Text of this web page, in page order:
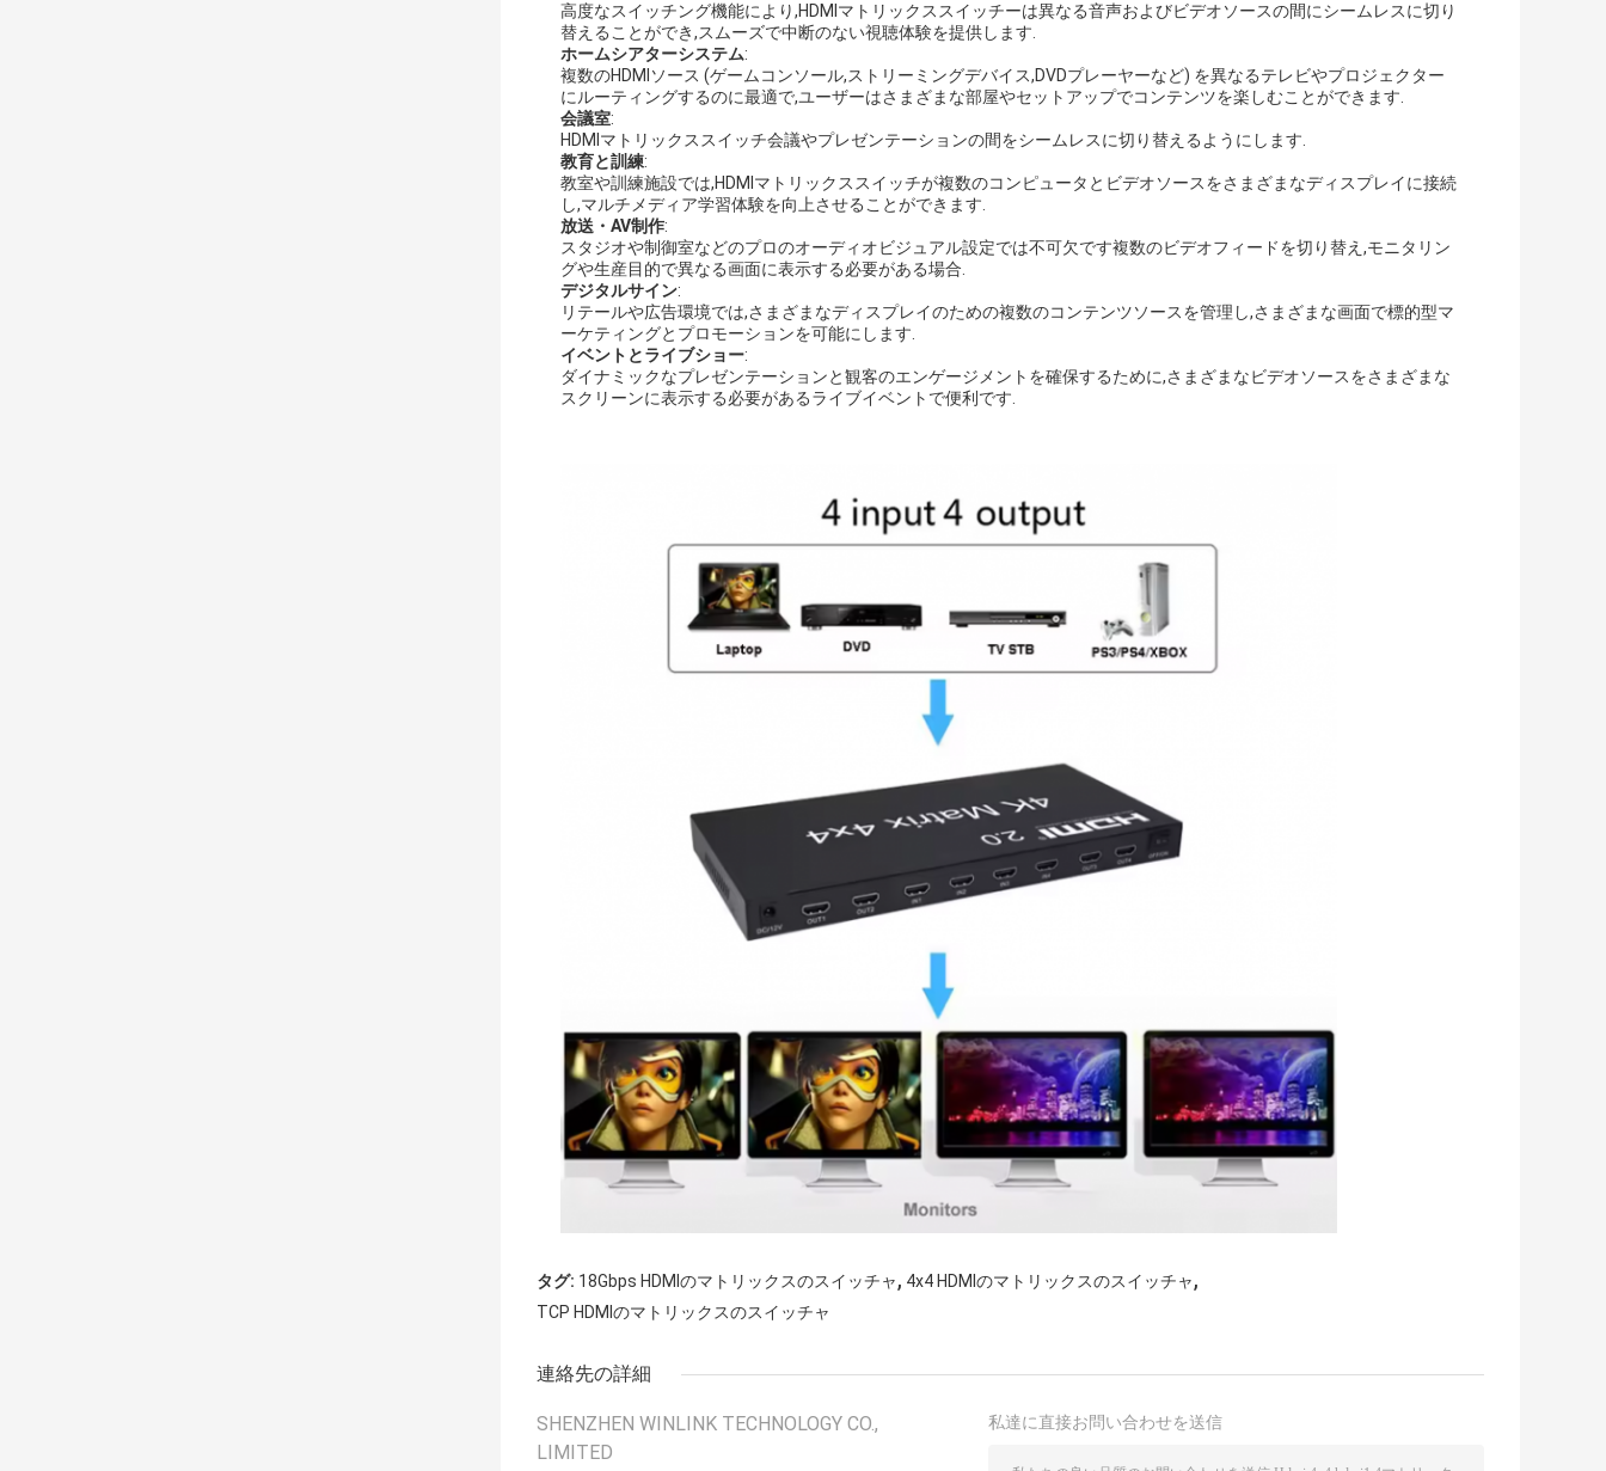
高度なスイッチング機能により,HDMIマトリックススイッチーは異なる音声およびビデオソースの間にシームレスに切り
替えることができ,スムーズで中断のない視聴体験を提供します.
ホームシアターシステム:
複数のHDMIソース (ゲームコンソール,ストリーミングデバイス,DVDプレーヤーなど) を異なるテレビやプロジェクター
にルーティングするのに最適で,ユーザーはさまざまな部屋やセットアップでコンテンツを楽しむことができます.
会議室:
HDMIマトリックススイッチ会議やプレゼンテーションの間をシームレスに切り替えるようにします.
教育と訓練:
教室や訓練施設では,HDMIマトリックススイッチが複数のコンピュータとビデオソースをさまざまなディスプレイに接続
し,マルチメディア学習体験を向上させることができます.
放送・AV制作:
スタジオや制御室などのプロのオーディオビジュアル設定では不可欠です複数のビデオフィードを切り替え,モニタリン
グや生産目的で異なる画面に表示する必要がある場合.
デジタルサイン:
リテールや広告環境では,さまざまなディスプレイのための複数のコンテンツソースを管理し,さまざまな画面で標的型マ
ーケティングとプロモーションを可能にします.
イベントとライブショー:
ダイナミックなプレゼンテーションと観客のエンゲージメントを確保するために,さまざまなビデオソースをさまざまな
スクリーンに表示する必要があるライブイベントで便利です.
タグ: 18Gbps HDMIのマトリックスのスイッチャ, 4x4 HDMIのマトリックスのスイッチャ,
TCP HDMIのマトリックスのスイッチャ
連絡先の詳細
SHENZHEN WINLINK TECHNOLOGY CO.,
LIMITED
私達に直接お問い合わせを送信